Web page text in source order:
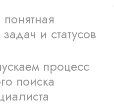
и статусов
процесс
поиска